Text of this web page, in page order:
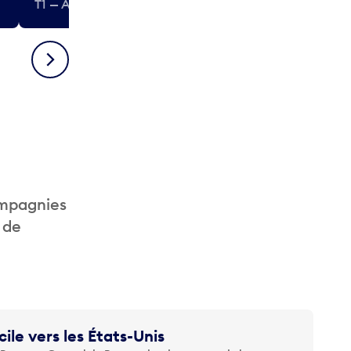
T1 — Après-sécurité (États-Unis)
Suivant
vers les États-Unis